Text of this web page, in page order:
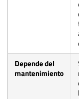
Depende del
mantenimiento